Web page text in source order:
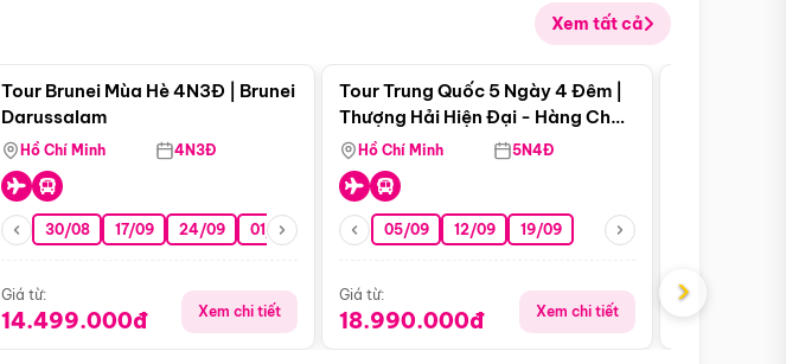
Xem tất cả
Tour Brunei Mùa Hè 4N3Đ | Brunei
Darussalam
Hồ Chí Minh 4N3Đ
30/08 17/09 24/09 01/10 15/10 29/10
Giá từ:
14.499.000đ Xem chi tiết
Điểm nổi bật
Tour Trung Quốc 5 Ngày 4 Đêm |
Thượng Hải Hiện Đại - Hàng Châu
Nên Thơ - Ô Trấn Cổ Kính
Hồ Chí Minh 5N4Đ
05/09 12/09 19/09
Giá từ:
18.990.000đ Xem chi tiết
Giá từ:
›